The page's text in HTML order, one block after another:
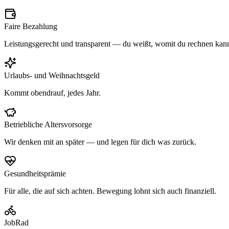
Faire Bezahlung
Leistungsgerecht und transparent — du weißt, womit du rechnen
Urlaubs- und Weihnachtsgeld
Kommt obendrauf, jedes Jahr.
Betriebliche Altersvorsorge
Wir denken mit an später — und legen für dich was zurück.
Gesundheitsprämie
Für alle, die auf sich achten. Bewegung lohnt sich auch finanziell.
JobRad